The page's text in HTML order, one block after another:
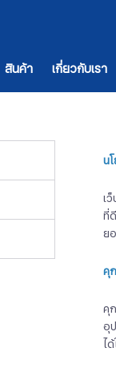
สินค้า เกี่ยวกับเรา
น
เ
ที่
ย
คุ
คุ
อุ
ไ